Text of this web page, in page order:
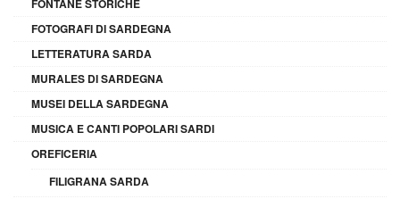
FONTANE STORICHE
FOTOGRAFI DI SARDEGNA
LETTERATURA SARDA
MURALES DI SARDEGNA
MUSEI DELLA SARDEGNA
MUSICA E CANTI POPOLARI SARDI
OREFICERIA
FILIGRANA SARDA